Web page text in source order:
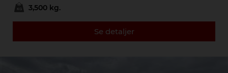
3,500 kg.
Se detaljer